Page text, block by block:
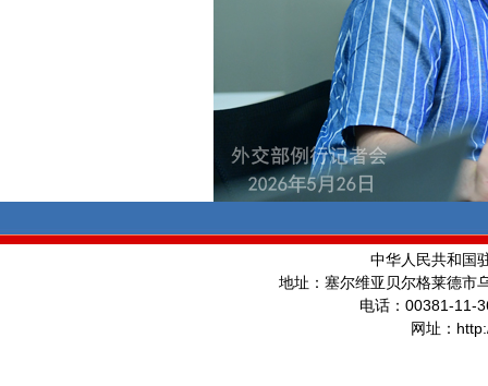
中华人民共和国
地址：塞尔维亚贝尔格莱德市
电话： 00381-11-
网址：